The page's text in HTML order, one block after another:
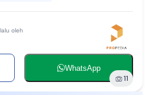
oleh
WhatsApp
11